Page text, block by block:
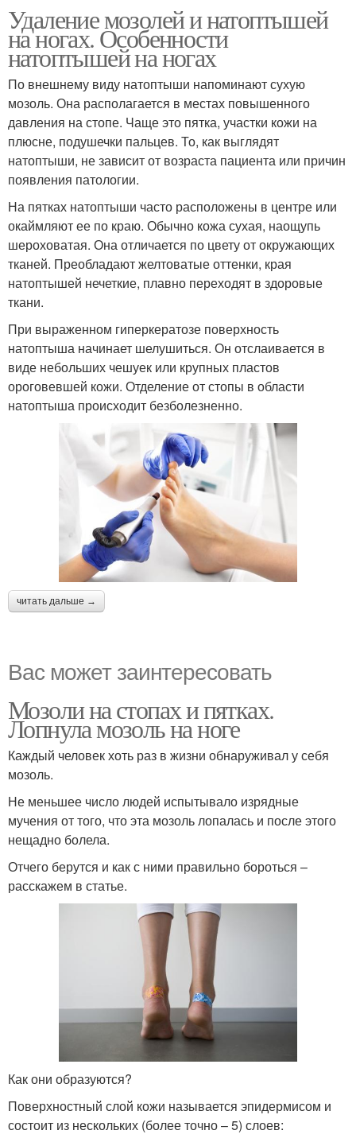
Удаление мозолей и натоптышей
на ногах. Особенности
натоптышей на ногах
По внешнему виду натоптыши напоминают сухую
мозоль. Она располагается в местах повышенного
давления на стопе. Чаще это пятка, участки кожи на
плюсне, подушечки пальцев. То, как выглядят
натоптыши, не зависит от возраста пациента или причин
появления патологии.
На пятках натоптыши часто расположены в центре или
окаймляют ее по краю. Обычно кожа сухая, наощупь
шероховатая. Она отличается по цвету от окружающих
тканей. Преобладают желтоватые оттенки, края
натоптышей нечеткие, плавно переходят в здоровые
ткани.
При выраженном гиперкератозе поверхность
натоптыша начинает шелушиться. Он отслаивается в
виде небольших чешуек или крупных пластов
ороговевшей кожи. Отделение от стопы в области
натоптыша происходит безболезненно.
читать дальше →
Вас может заинтересовать
Мозоли на стопах и пятках.
Лопнула мозоль на ноге
Каждый человек хоть раз в жизни обнаруживал у себя
мозоль.
Не меньшее число людей испытывало изрядные
мучения от того, что эта мозоль лопалась и после этого
нещадно болела.
Отчего берутся и как с ними правильно бороться –
расскажем в статье.
Как они образуются?
Поверхностный слой кожи называется эпидермисом и
состоит из нескольких (более точно – 5) слоев: